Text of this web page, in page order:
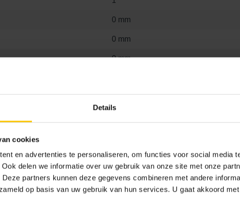
Details
cookies
en advertenties te personaliseren, om functies voor social media
delen we informatie over uw gebruik van onze site met onze
partners kunnen deze gegevens combineren met andere
op basis van uw gebruik van hun services. U gaat akkoord
0 mm
0 mm
0 mm
12.9